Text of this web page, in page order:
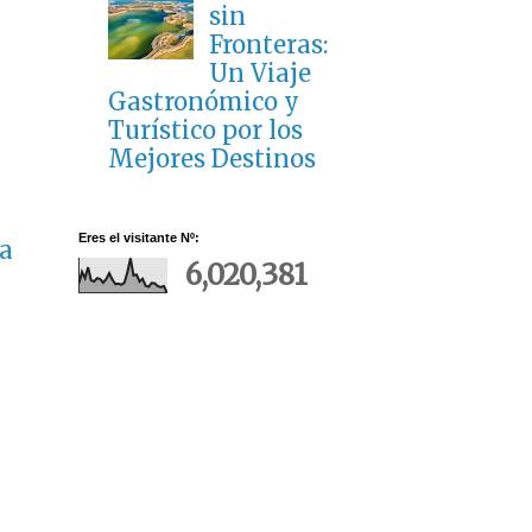
sin
Fronteras:
Un Viaje
Gastronómico y
Turístico por los
Mejores Destinos
Eres el visitante Nº:
6,020,381